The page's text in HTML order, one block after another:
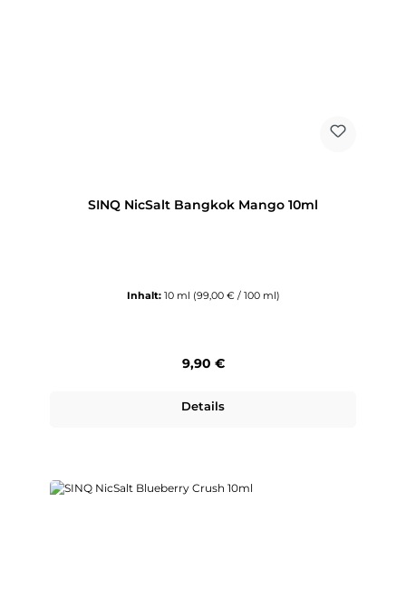
SINQ NicSalt Bangkok Mango 10ml
Inhalt: 10 ml (99,00 € / 100 ml)
Regulärer Preis:
9,90 €
Details